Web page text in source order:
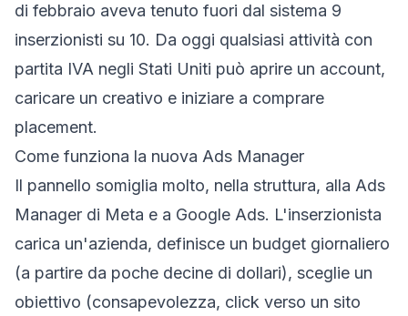
di febbraio aveva tenuto fuori dal sistema 9
inserzionisti su 10. Da oggi qualsiasi attività con
partita IVA negli Stati Uniti può aprire un account,
caricare un creativo e iniziare a comprare
placement.
Come funziona la nuova Ads Manager
Il pannello somiglia molto, nella struttura, alla Ads
Manager di Meta e a Google Ads. L'inserzionista
carica un'azienda, definisce un budget giornaliero
(a partire da poche decine di dollari), sceglie un
obiettivo (consapevolezza, click verso un sito